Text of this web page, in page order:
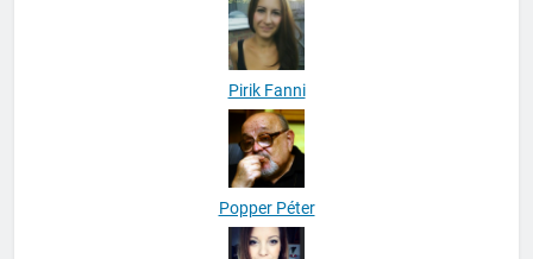
Pirik Fanni
Popper Péter